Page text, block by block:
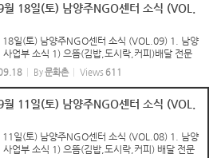
18일(토) 남양주NGO센터 소식 (VOL.
일(토) 남양주NGO센터 소식 (VOL.09) 1. 남양
업부 소식 1) 으뜸(김밥,도시락,커피)배달 전문
원) 남양주NGO센터(메인시네마타워 8층) 인테리
점부터 오픈하고 추석 후 시범 사업을 한다. 인테
끝...
By문화촌 Views 611
11일(토) 남양주NGO센터 소식 (VOL.
일(토) 남양주NGO센터 소식 (VOL.08) 1. 남양
업부 소식 1) 으뜸(김밥,도시락,커피) 배달 전문